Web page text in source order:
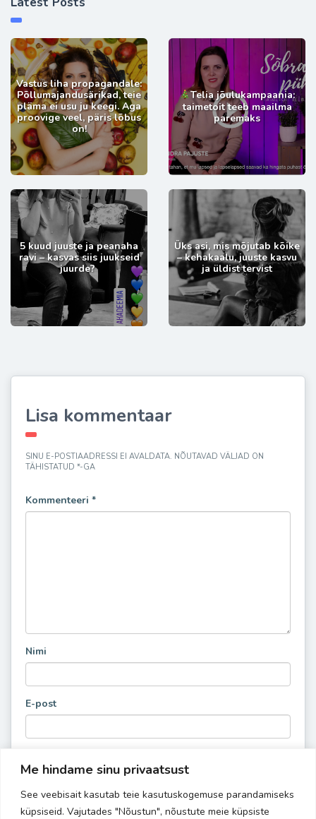
Me hindame sinu privaatsust
See veebisait kasutab teie kasutuskogemuse parandamiseks
küpsiseid. Vajutades "Nõustun", nõustute meie küpsiste
Vastus liha propagandale:
Põllumajandusärikad, teie
pläma ei usu ju keegi. Aga
proovige veel, päris lõbus
on!
Telia jõulukampaania:
taimetoit teeb maailma
paremaks
5 kuud juuste ja peanaha
ravi – kasvas siis juukseid
juurde?
Üks asi, mis mõjutab kõike
– kehakaalu, juuste kasvu
ja üldist tervist
Lisa kommentaar
SINU E-POSTIAADRESSI EI AVALDATA. NÕUTAVAD VÄLJAD ON
TÄHISTATUD *-GA
Kommenteeri *
Nimi
E-post